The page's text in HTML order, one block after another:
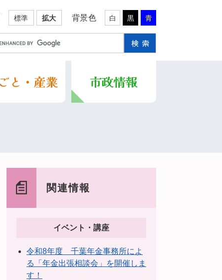
標準 拡大 背景色 白 黒 青
関連情報
イベント・講座
令和8年度 千葉年金事務所によ
る「年金出張相談会」を開催しま
す！